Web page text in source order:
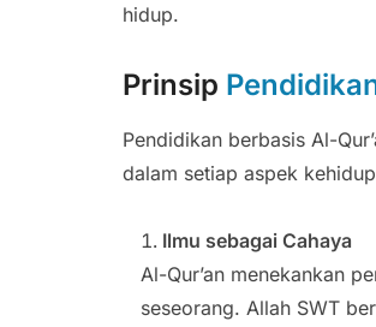
hidup.
Prinsip
Pendidikan berbasis Al-
dalam setiap aspek
Ilmu sebagai Cahaya
Al-Qur’an menekankan
seseorang. Allah SWT